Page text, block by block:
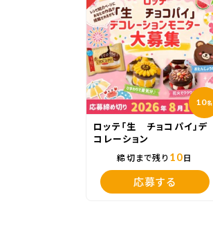
10名
ロッテ「生 チョコパイ」デ
コレーション
締切まで残り 10日
応募する